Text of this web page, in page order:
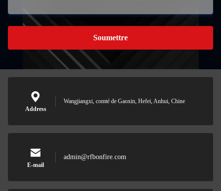
Soumettre
Address
Wangjiangxi, comté de Gaoxin, Hefei, Anhui, Chine
E-mail
admin@rfbonfire.com